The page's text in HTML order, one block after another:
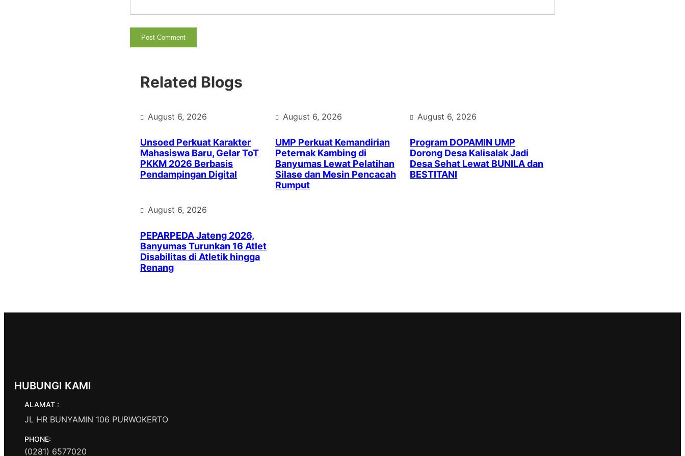
Related Blogs
August 6, 2026
Unsoed Perkuat Karakter
Mahasiswa Baru, Gelar ToT
PKKM 2026 Berbasis
Pendampingan Digital
August 6, 2026
UMP Perkuat Kemandirian
Peternak Kambing di
Banyumas Lewat Pelatihan
Silase dan Mesin Pencacah
Rumput
August 6, 2026
Program DOPAMIN UMP
Dorong Desa Kalisalak Jadi
Desa Sehat Lewat BUNILA dan
BESTITANI
August 6, 2026
PEPARPEDA Jateng 2026,
Banyumas Turunkan 16 Atlet
Disabilitas di Atletik hingga
Renang
HUBUNGI KAMI
ALAMAT :
JL HR BUNYAMIN 106 PURWOKERTO
PHONE:
(0281) 6577020